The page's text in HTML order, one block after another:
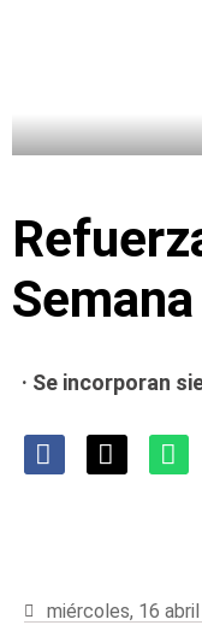
· Se incorporan
miércoles, 16